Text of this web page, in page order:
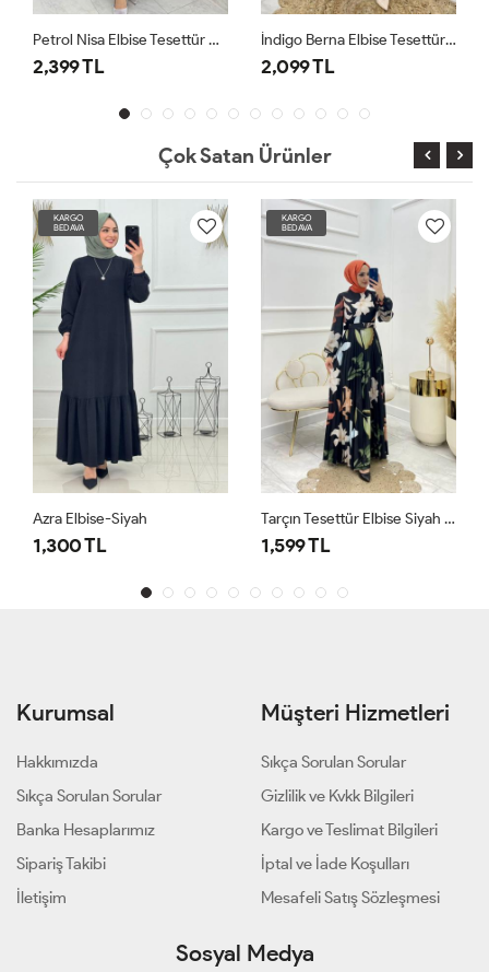
Petrol Nisa Elbise Tesettür Giyim İndigo Berna Elbise Tesettür Giyim
2,099 TL 2,099 TL
Çok Satan Ürünler
Siyah
KARGO
BEDAVA
Tarçın Tesettür Elbise Siyah Siyah
KARGO
BEDAVA
1686 Tuğçe
Kurumsal
Hakkımızda
Sıkça Sorulan Sorular
Banka Hesaplarımız
Sipariş Takibi
İletişim
Müşteri Hizmetleri
Sıkça Sorulan Sorular
Gizlilik ve Kvkk Bilgileri
Kargo ve Teslimat Bilgileri
İptal ve İade Koşulları
Mesafeli Satış Sözleşmesi
Sosyal Medya